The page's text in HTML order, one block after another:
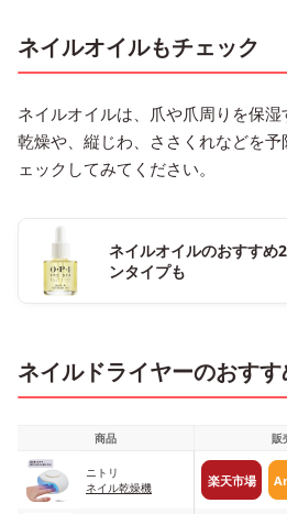
ネイルオイルもチェック
ネイルオイルは、爪や爪周りを保
乾燥や、縦じわ、ささくれなどを
ェックしてみてください。
ネイルオイルのおすすめ
ンタイプも
ネイルドライヤーのおす
商品 販
ニトリ
ネイル乾燥機
楽天市場